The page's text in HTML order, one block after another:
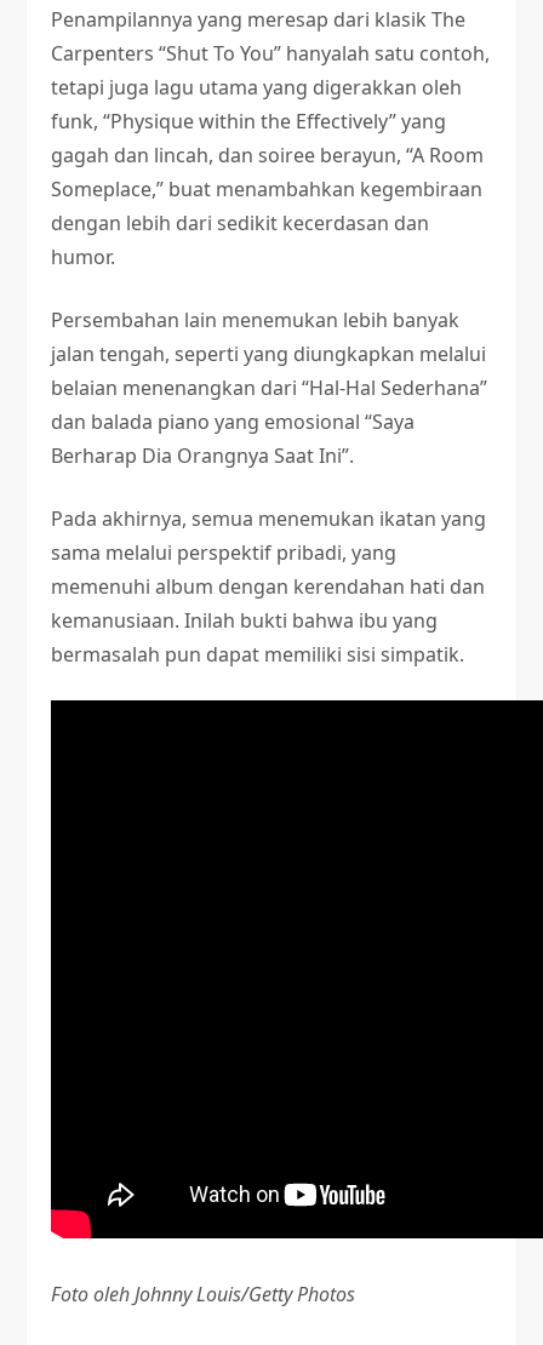
Penampilannya yang meresap dari klasik The
Carpenters “Shut To You” hanyalah satu contoh,
tetapi juga lagu utama yang digerakkan oleh
funk, “Physique within the Effectively” yang
gagah dan lincah, dan soiree berayun, “A Room
Someplace,” buat menambahkan kegembiraan
dengan lebih dari sedikit kecerdasan dan
humor.
Persembahan lain menemukan lebih banyak
jalan tengah, seperti yang diungkapkan melalui
belaian menenangkan dari “Hal-Hal Sederhana”
dan balada piano yang emosional “Saya
Berharap Dia Orangnya Saat Ini”.
Pada akhirnya, semua menemukan ikatan yang
sama melalui perspektif pribadi, yang
memenuhi album dengan kerendahan hati dan
kemanusiaan. Inilah bukti bahwa ibu yang
bermasalah pun dapat memiliki sisi simpatik.
Foto oleh Johnny Louis/Getty Photos